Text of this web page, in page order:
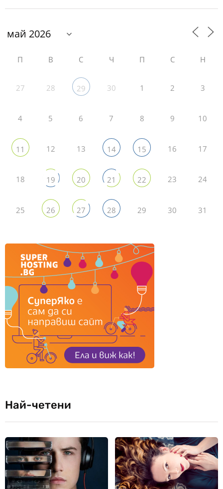
П В С Ч П С Н
27 28 29 30 1 2 3
4 5 6 7 8 9 10
11 12 13 14 15 16 17
18 19 20 21 22 23 24
25 26 27 28 29 30 31
Най-четени